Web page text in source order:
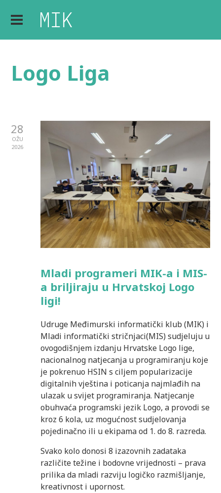
Logo Liga
28
OŽU
2026
Mladi programeri MIK-a i MIS-
a briljiraju u Hrvatskoj Logo
ligi!
Udruge Međimurski informatički klub (MIK) i
Mladi informatički stričnjaci(MIS) sudjeluju u
ovogodišnjem izdanju Hrvatske Logo lige,
nacionalnog natjecanja u programiranju koje
je pokrenuo HSIN s ciljem popularizacije
digitalnih vještina i poticanja najmlađih na
ulazak u svijet programiranja. Natjecanje
obuhvaća programski jezik Logo, a provodi se
kroz 6 kola, uz mogućnost sudjelovanja
pojedinačno ili u ekipama od 1. do 8. razreda.
Svako kolo donosi 8 izazovnih zadataka
različite težine i bodovne vrijednosti – prava
prilika da mladi razviju logičko razmišljanje,
kreativnost i upornost.